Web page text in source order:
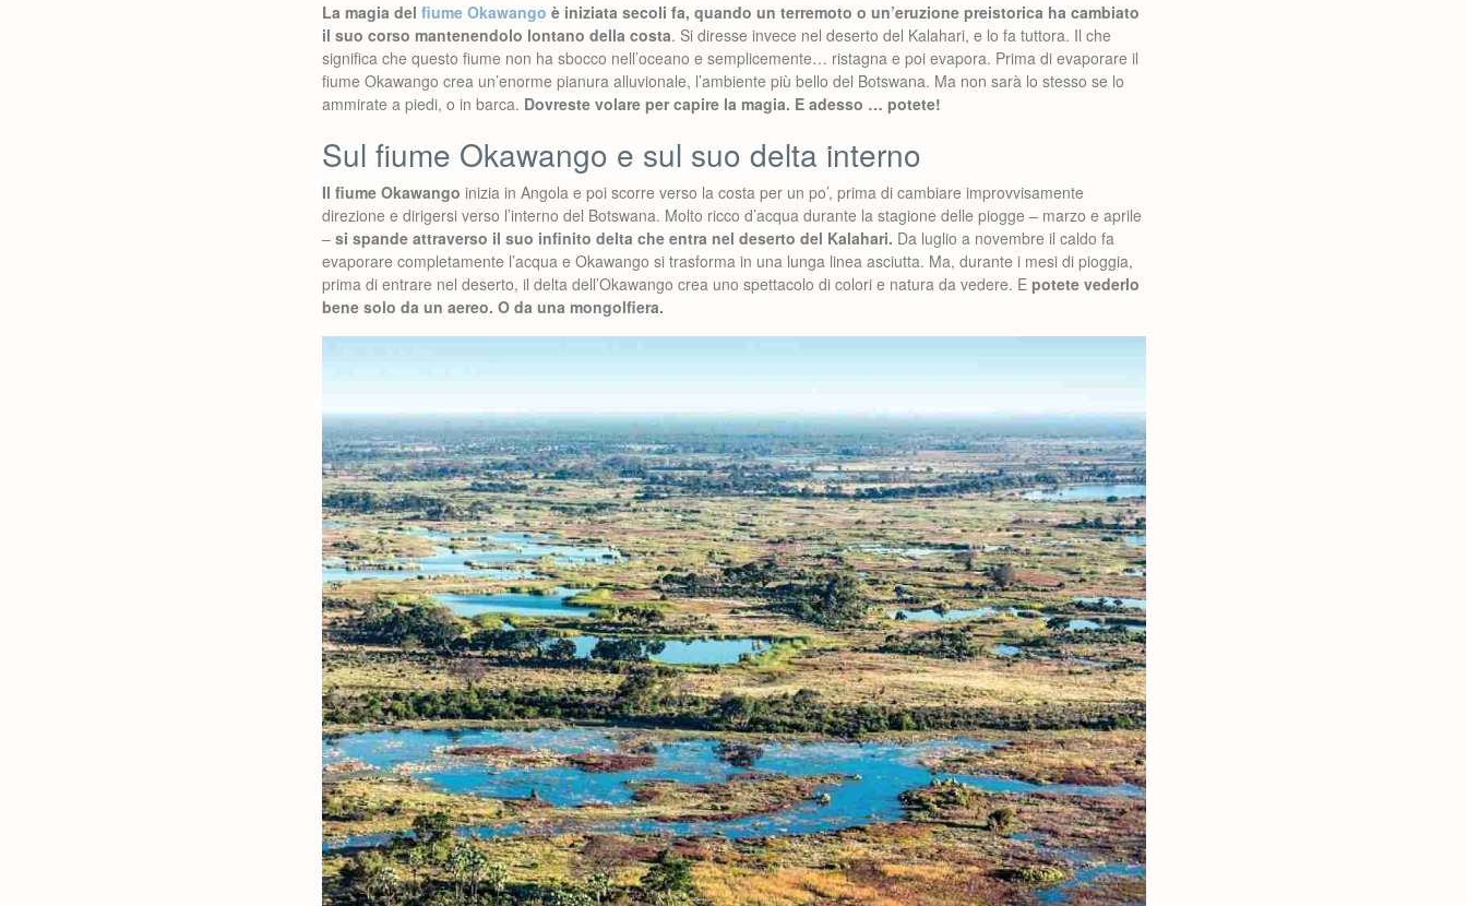
La magia del fiume Okawango è iniziata secoli fa, quando un terremoto o un’eruzione preistorica ha cambiato
il suo corso mantenendolo lontano della costa. Si diresse invece nel deserto del Kalahari, e lo fa tuttora. Il che
significa che questo fiume non ha sbocco nell’oceano e semplicemente… ristagna e poi evapora. Prima di evaporare il
fiume Okawango crea un’enorme pianura alluvionale, l’ambiente più bello del Botswana. Ma non sarà lo stesso se lo
ammirate a piedi, o in barca. Dovreste volare per capire la magia. E adesso … potete!
Sul fiume Okawango e sul suo delta interno
Il fiume Okawango inizia in Angola e poi scorre verso la costa per un po’, prima di cambiare improvvisamente
direzione e dirigersi verso l’interno del Botswana. Molto ricco d’acqua durante la stagione delle piogge – marzo e aprile
– si spande attraverso il suo infinito delta che entra nel deserto del Kalahari. Da luglio a novembre il caldo fa
evaporare completamente l’acqua e Okawango si trasforma in una lunga linea asciutta. Ma, durante i mesi di pioggia,
prima di entrare nel deserto, il delta dell’Okawango crea uno spettacolo di colori e natura da vedere. E potete vederlo
bene solo da un aereo. O da una mongolfiera.